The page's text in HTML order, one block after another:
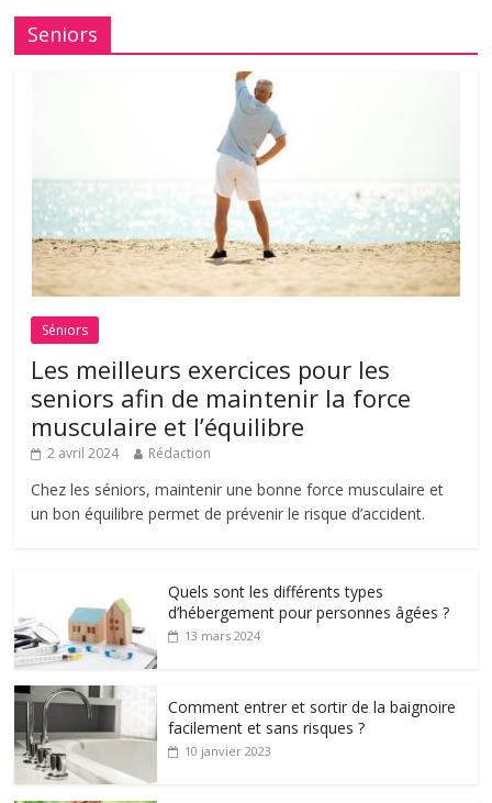
Seniors
Séniors
Les meilleurs exercices pour les
seniors afin de maintenir la force
musculaire et l’équilibre
2 avril 2024 Rédaction
Chez les séniors, maintenir une bonne force musculaire et
un bon équilibre permet de prévenir le risque d’accident.
Quels sont les différents types
d’hébergement pour personnes âgées ?
13 mars 2024
Comment entrer et sortir de la baignoire
facilement et sans risques ?
10 janvier 2023